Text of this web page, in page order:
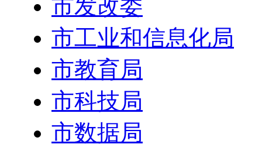
市发改委
市工业和信息化局
市教育局
市科技局
市数据局